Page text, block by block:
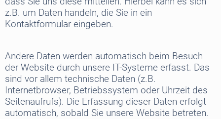
z.B. um Daten handeln, die Sie in ein
Kontaktformular eingeben.
Andere Daten werden automatisch beim Besuch
der Website durch unsere IT-Systeme erfasst. Das
sind vor allem technische Daten (z.B.
Internetbrowser, Betriebssystem oder Uhrzeit des
Seitenaufrufs). Die Erfassung dieser Daten erfolgt
automatisch, sobald Sie unsere Website betreten.